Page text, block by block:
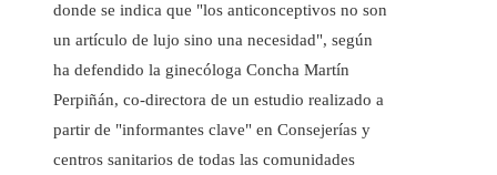
donde se indica que "los anticonceptivos no son
un artículo de lujo sino una necesidad", según
ha defendido la ginecóloga Concha Martín
Perpiñán, co-directora de un estudio realizado a
partir de "informantes clave" en Consejerías y
centros sanitarios de todas las comunidades